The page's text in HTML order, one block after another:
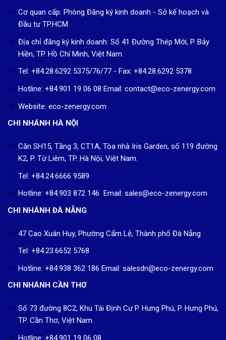
Cơ quan cấp: Phòng Đăng ký kinh doanh - Sở kế hoạch và
Đầu tư TP.HCM
Địa chỉ đăng ký kinh doanh: Số 41 Đường Thép Mới, P. Bảy
Hiền, TP. Hồ Chí Minh, Việt Nam.
Tel: +84.28.6292 5375/76/77 - Fax: +84.28.6292 5378
Hotline: +84.901 19 06 08 Email: contact@eco-zenergy.com
Website: eco-zenergy.com
CHI NHÁNH HÀ NỘI
Căn SH15, Tầng 3, CT1A, Tòa nhà Iris Garden, số 119 đường
K2, P. Từ Liêm, TP. Hà Nội, Việt Nam.
Tel: +84.24.6666 9589
Hotline: +84.903 872 146 Email: sales@eco-zenergy.com
CHI NHÁNH ĐÀ NẴNG
47 Cao Xuân Huy, Phường Cẩm Lệ, Thành phố Đà Nẵng
Tel: +84.23.6652 5768
Hotline: +84.938 362 186 Email: salesdn@eco-zenergy.com
CHI NHÁNH CẦN THƠ
Số 73 đường 8C2, Khu Tái Định Cư P. Hưng Phú, P. Hưng Phú,
TP. Cần Thơ, Việt Nam.
Hotline: +84.901 19 06 08